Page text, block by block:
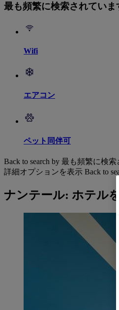
最も頻繁に検索されていま
Wifi
エアコン
ペット同伴可
Back to search by 最も頻繁に検
詳細オプションを表示 Back to
ナンテール: ホテル